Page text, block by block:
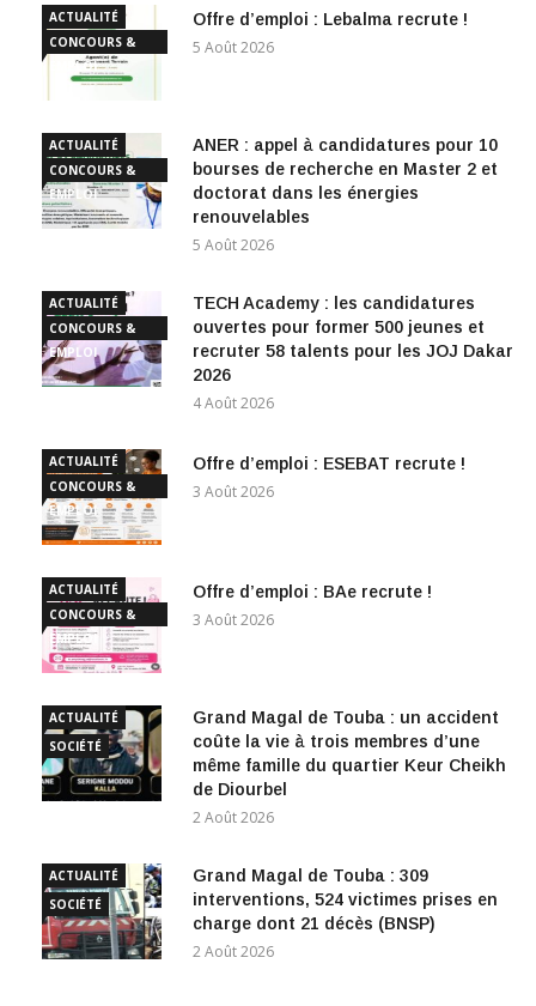
ACTUALITÉ
CONCOURS &
EMPLOI
Offre d’emploi : Lebalma recrute !
5 Août 2026
ACTUALITÉ
CONCOURS &
EMPLOI
ANER : appel à candidatures pour 10
bourses de recherche en Master 2 et
doctorat dans les énergies
renouvelables
5 Août 2026
ACTUALITÉ
CONCOURS &
EMPLOI
TECH Academy : les candidatures
ouvertes pour former 500 jeunes et
recruter 58 talents pour les JOJ Dakar
2026
4 Août 2026
ACTUALITÉ
CONCOURS &
EMPLOI
Offre d’emploi : ESEBAT recrute !
3 Août 2026
ACTUALITÉ
CONCOURS &
EMPLOI
Offre d’emploi : BAe recrute !
3 Août 2026
ACTUALITÉ
SOCIÉTÉ
Grand Magal de Touba : un accident
coûte la vie à trois membres d’une
même famille du quartier Keur Cheikh
de Diourbel
2 Août 2026
ACTUALITÉ
SOCIÉTÉ
Grand Magal de Touba : 309
interventions, 524 victimes prises en
charge dont 21 décès (BNSP)
2 Août 2026